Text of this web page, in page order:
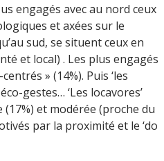
engagés avec au nord ceux
et axées sur le
sud, se situent ceux en
et local) . Les plus engagés
» (14%). Puis ‘les
gestes… ‘Les locavores’
et modérée (proche du
par la proximité et le ‘do